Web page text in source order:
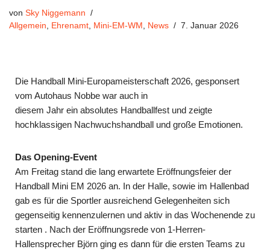
von Sky Niggemann
Allgemein
Ehrenamt Mini-EM-WM News 7. Januar 2026
Die Handball Mini-Europameisterschaft 2026, gesponsert
vom Autohaus Nobbe war auch in
diesem Jahr ein absolutes Handballfest und zeigte
hochklassigen Nachwuchshandball und große Emotionen.
Das Opening-Event
Am Freitag stand die lang erwartete Eröffnungsfeier der
Handball Mini EM 2026 an. In der Halle, sowie im Hallenbad
gab es für die Sportler ausreichend Gelegenheiten sich
gegenseitig kennenzulernen und aktiv in das Wochenende zu
starten . Nach der Eröffnungsrede von 1-Herren-
Hallensprecher Björn ging es dann für die ersten Teams zu